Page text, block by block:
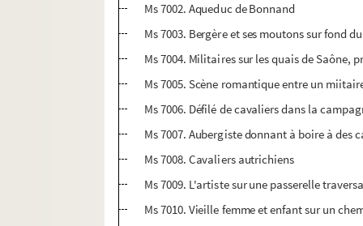
Ms 7002. Aqueduc de Bonnand
Ms 7003. Bergère et ses moutons sur fond
Ms 7004. Militaires sur les quais de Saône,
Ms 7005. Scène romantique entre un
Ms 7006. Défilé de cavaliers dans la
Ms 7007. Aubergiste donnant à boire à des
Ms 7008. Cavaliers autrichiens
Ms 7009. L'artiste sur une passerelle
Ms 7010. Vieille femme et enfant sur un